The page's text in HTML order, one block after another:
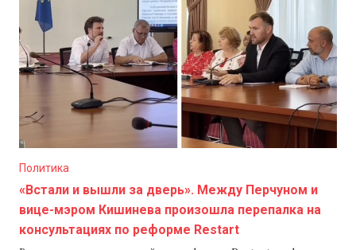
Политика
«Встали и вышли за дверь». Между Перчуном и
вице-мэром Кишинева произошла перепалка на
консультациях по реформе Restart